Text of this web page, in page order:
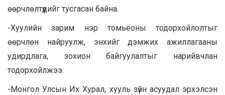
өөрчлөлтүүдийг тусгасан байна.
-Хуулийн зарим нэр томьёоны тодорхойлолтыг
өөрчлөн найруулж, энхийг дэмжих ажиллагааны
удирдлага, зохион байгуулалтыг нарийвчлан
тодорхойлжээ.
-Монгол Улсын Их Хурал, хууль зүйн асуудал эрхэлсэн